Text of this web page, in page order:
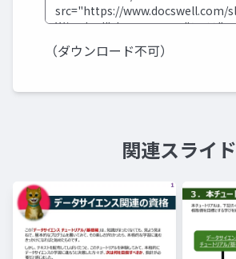
（ダウンロード不可）
関連スライド